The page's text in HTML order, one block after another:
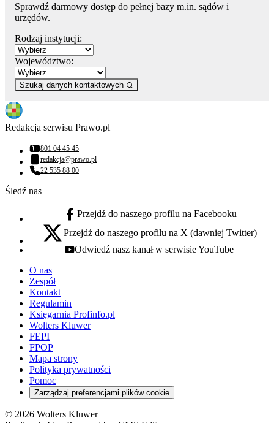
Sprawdź darmowy dostęp do pełnej bazy m.in. sądów i
urzędów.
Rodzaj instytucji:
Województwo:
Szukaj danych kontaktowych
Redakcja serwisu Prawo.pl
Numer telefonu:
801 04 45 45
Adres email:
redakcja@prawo.pl
Numer telefonu:
22 535 88 00
Śledź nas
facebook - otwiera się w nowej karcie
Przejdź do naszego profilu na Facebooku
x - otwiera się w nowej karcie
Przejdź do naszego profilu na X (dawniej Twitter)
youtube - otwiera się w nowej karcie
Odwiedź nasz kanał w serwisie YouTube
O nas
Zespół
Kontakt
Regulamin
Księgarnia Profinfo.pl
Wolters Kluwer
FEPI
FPOP
Mapa strony
Polityka prywatności
Pomoc
Zarządzaj preferencjami plików cookie
© 2026 Wolters Kluwer